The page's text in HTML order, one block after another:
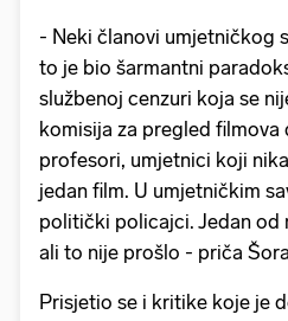
- Neki članovi umjetničkog
to je bio šarmantni
službenoj cenzuri koja se
komisija za pregled
profesori, umjetnici koji
jedan film. U umjetničkim
politički policajci. Jedan od
ali to nije prošlo - priča
Prisjetio se i kritike koje je